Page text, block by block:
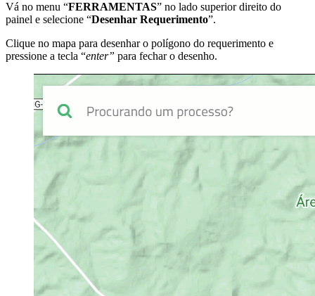
Vá no menu “FERRAMENTAS” no lado superior direito do
painel e selecione “Desenhar Requerimento”.
Clique no mapa para desenhar o polígono do requerimento e
pressione a tecla “enter” para fechar o desenho.